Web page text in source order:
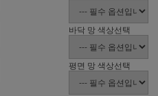
바닥 망 색상선택
평면 망 색상선택